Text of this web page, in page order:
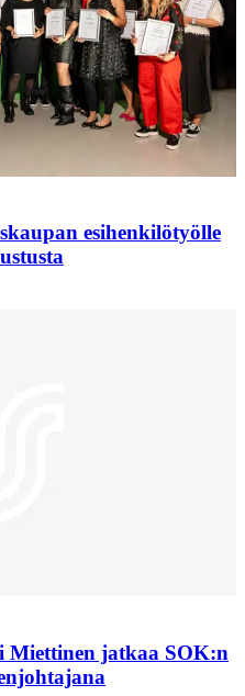
esihenkilötyölle
jatkaa SOK:n